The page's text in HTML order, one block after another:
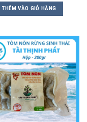
THÊM VÀO GIỎ HÀNG